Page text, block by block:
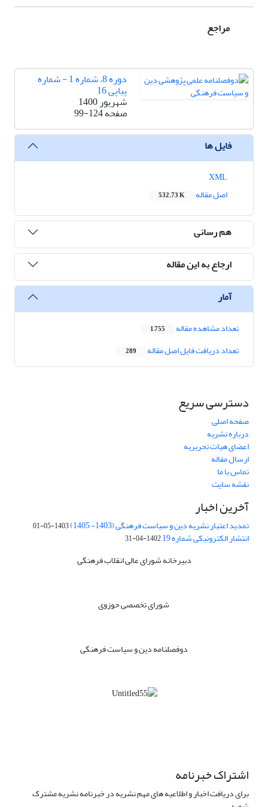
مراجع
دوره 8، شماره 1 - شماره
پیاپی 16
شهریور 1400
صفحه99-124
فایل ها
اصل مقاله
532.73 K
هم رسانی
ارجاع به این مقاله
آمار
تعداد مشاهده مقاله 1,755
تعداد دریافت فایل اصل مقاله 289
دسترسی سریع
صفحه اصلی
درباره نشریه
اعضای هیات تحریریه
ارسال مقاله
تماس با ما
نقشه سایت
آخرین اخبار
تمدید اعتبار نشریه دین و سیاست فرهنگی (1403- 1405) 1403-05-01
انتشار الکترونیکی شماره 19 1402-04-31
دبیرخانه شورای عالی انقلاب فرهنگی
شورای تخصصی حوزوی
دوفصلنامه دین و سیاست فرهنگی
اشتراک خبرنامه
برای دریافت اخبار و اطلاعیه های مهم نشریه در خبرنامه نشریه مشترک